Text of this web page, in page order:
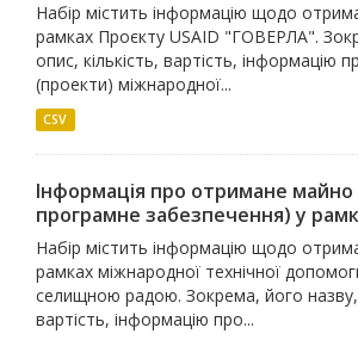
Набір містить інформацію щодо
рамках Проєкту USAID "ГОВЕРЛА".
опис, кількість, вартість, інформацію
(проекти) міжнародної...
CSV
Інформація про отримане
програмне забезпечення) у
Набір містить інформацію щодо
рамках міжнародної технічної
селищною радою. Зокрема, його назву,
вартість, інформацію про...